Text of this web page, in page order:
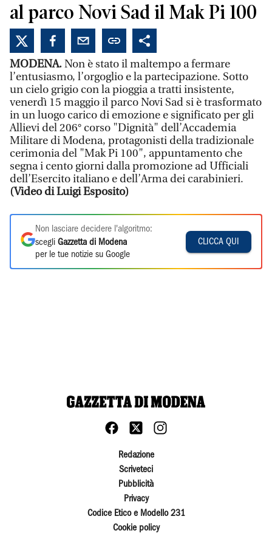
al parco Novi Sad il Mak Pi 100
MODENA.Non è stato il maltempo a fermare
l’entusiasmo, l’orgoglio e la partecipazione. Sotto
un cielo grigio con la pioggia a tratti insistente,
venerdì 15 maggio il parco Novi Sad si è trasformato
in un luogo carico di emozione e significato per gli
Allievi del 206° corso "Dignità" dell’Accademia
Militare di Modena, protagonisti della tradizionale
cerimonia del "Mak Pi 100", appuntamento che
segna i cento giorni dalla promozione ad Ufficiali
dell’Esercito italiano e dell’Arma dei carabinieri.
(Video di Luigi Esposito)
Non lasciare decidere l'algoritmo:
scegli Gazzetta di Modena
per le tue notizie su Google
CLICCA QUI
Redazione
Scriveteci
Pubblicità
Privacy
Codice Etico e Modello 231
Cookie policy